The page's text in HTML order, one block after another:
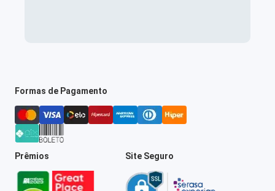
Formas de Pagamento
Prêmios Site Seguro